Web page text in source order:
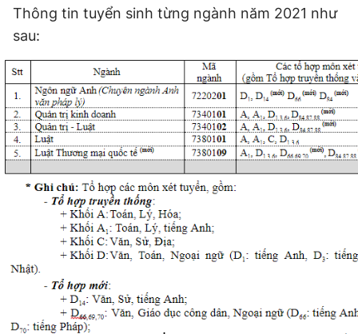
Thông tin tuyển sinh từng ngành năm 2021 như
sau: